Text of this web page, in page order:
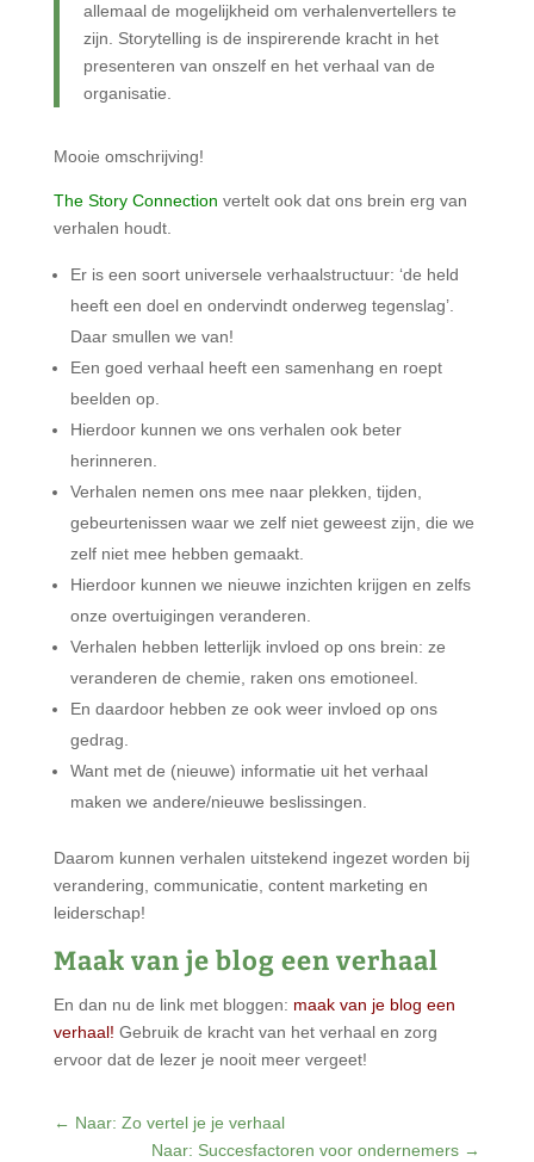
allemaal de mogelijkheid om verhalenvertellers te
zijn. Storytelling is de inspirerende kracht in het
presenteren van onszelf en het verhaal van de
organisatie.
Mooie omschrijving!
The Story Connection vertelt ook dat ons brein erg van
verhalen houdt.
Er is een soort universele verhaalstructuur: ‘de held
heeft een doel en ondervindt onderweg tegenslag’.
Daar smullen we van!
Een goed verhaal heeft een samenhang en roept
beelden op.
Hierdoor kunnen we ons verhalen ook beter
herinneren.
Verhalen nemen ons mee naar plekken, tijden,
gebeurtenissen waar we zelf niet geweest zijn, die we
zelf niet mee hebben gemaakt.
Hierdoor kunnen we nieuwe inzichten krijgen en zelfs
onze overtuigingen veranderen.
Verhalen hebben letterlijk invloed op ons brein: ze
veranderen de chemie, raken ons emotioneel.
En daardoor hebben ze ook weer invloed op ons
gedrag.
Want met de (nieuwe) informatie uit het verhaal
maken we andere/nieuwe beslissingen.
Daarom kunnen verhalen uitstekend ingezet worden bij
verandering, communicatie, content marketing en
leiderschap!
Maak van je blog een verhaal
En dan nu de link met bloggen: maak van je blog een
verhaal! Gebruik de kracht van het verhaal en zorg
ervoor dat de lezer je nooit meer vergeet!
← Naar: Zo vertel je je verhaal
Naar: Succesfactoren voor ondernemers →